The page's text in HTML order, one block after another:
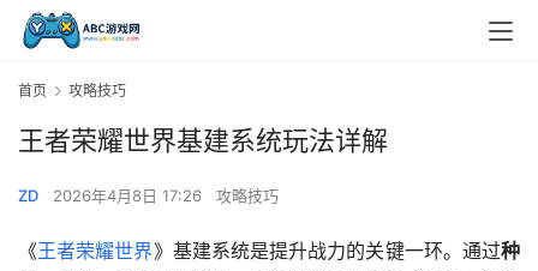
首页 攻略技巧
王者荣耀世界基建系统玩法详解
ZD 2026年4月8日 17:26 攻略技巧
《王者荣耀世界》基建系统是提升战力的关键一环。通过种